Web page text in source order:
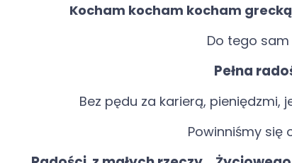
Kocham kocham kocham
Do tego
Pełna
Bez pędu za karierą,
Powinniśmy się